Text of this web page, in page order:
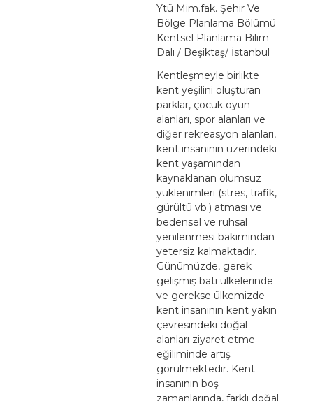
Ytü Mim.fak. Şehir Ve
Bölge Planlama Bölümü
Kentsel Planlama Bilim
Dalı / Beşiktaş/ İstanbul
Kentleşmeyle birlikte
kent yeşilini oluşturan
parklar, çocuk oyun
alanları, spor alanları ve
diğer rekreasyon alanları,
kent insanının üzerindeki
kent yaşamından
kaynaklanan olumsuz
yüklenimleri (stres, trafik,
gürültü vb.) atması ve
bedensel ve ruhsal
yenilenmesi bakımından
yetersiz kalmaktadır.
Günümüzde, gerek
gelişmiş batı ülkelerinde
ve gerekse ülkemizde
kent insanının kent yakın
çevresindeki doğal
alanları ziyaret etme
eğiliminde artış
görülmektedir. Kent
insanının boş
zamanlarında, farklı doğal